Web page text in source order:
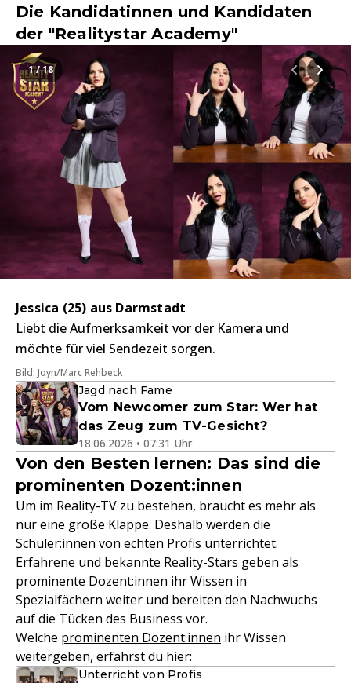
Die Kandidatinnen und Kandidaten
der "Realitystar Academy"
Jessica (25) aus Darmstadt
Liebt die Aufmerksamkeit vor der Kamera und
möchte für viel Sendezeit sorgen.
Bild: Joyn/Marc Rehbeck
1 / 18
Jagd nach Fame
Vom Newcomer zum Star: Wer hat
das Zeug zum TV-Gesicht?
18.06.2026 • 07:31 Uhr
Von den Besten lernen: Das sind die
prominenten Dozent:innen
Um im Reality-TV zu bestehen, braucht es mehr als
nur eine große Klappe. Deshalb werden die
Schüler:innen von echten Profis unterrichtet.
Erfahrene und bekannte Reality-Stars geben als
prominente Dozent:innen ihr Wissen in
Spezialfächern weiter und bereiten den Nachwuchs
auf die Tücken des Business vor.
Welche prominenten Dozent:innen ihr Wissen
weitergeben, erfährst du hier:
Unterricht von Profis